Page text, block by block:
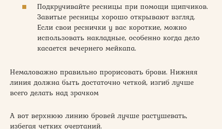
Подкручивайте ресницы при помощи щипчиков.
Завитые ресницы хорошо открывают взгляд.
Если свои реснички у вас короткие, можно
использовать накладные, особенно когда дело
касается вечернего мейкапа.
Немаловажно правильно прорисовать брови. Нижняя
линия должна быть достаточно четкой, изгиб лучше
всего делать над зрачком
А вот верхнюю линию бровей лучше растушевать,
избегая четких очертаний.